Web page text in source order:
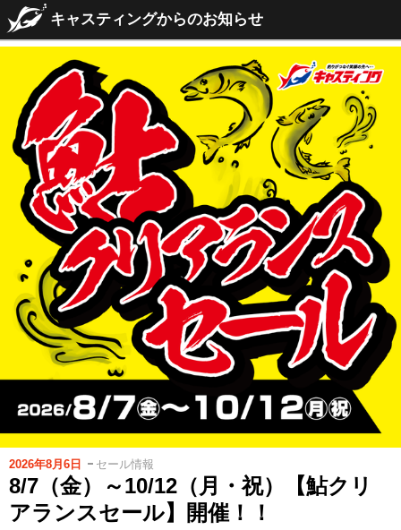
キャスティングからのお知らせ
2026年8月6日 セール情報
8/7（金）～10/12（月・祝）【鮎クリ
アランスセール】開催！！